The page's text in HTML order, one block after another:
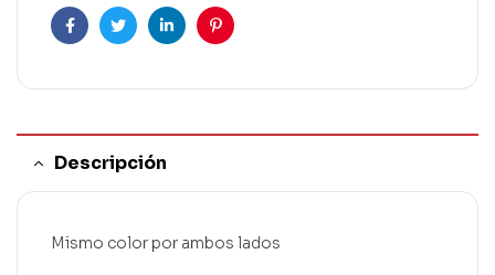
FacebookTwitterLinkedinPinterest
Descripción
Mismo color por ambos lados